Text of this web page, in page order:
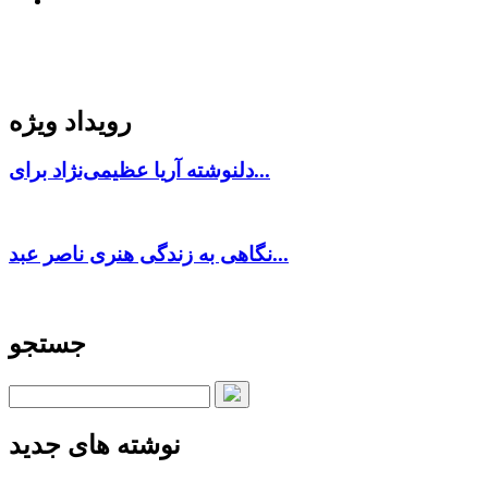
رویداد ویژه
دلنوشته آریا عظیمی‌نژاد برای...
نگاهی به زندگی هنری ناصر عبد...
جستجو
نوشته های جدید